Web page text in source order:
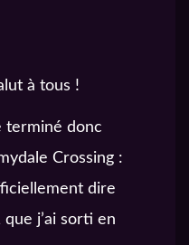
à tous !
terminé donc
Crossing :
dire
que j’ai sorti en